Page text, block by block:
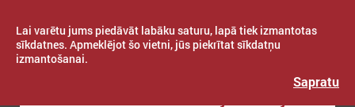
Lai varētu jums piedāvāt labāku saturu, lapā tiek izmantotas
sīkdatnes. Apmeklējot šo vietni, jūs piekrītat sīkdatņu
izmantošanai.
Sapratu